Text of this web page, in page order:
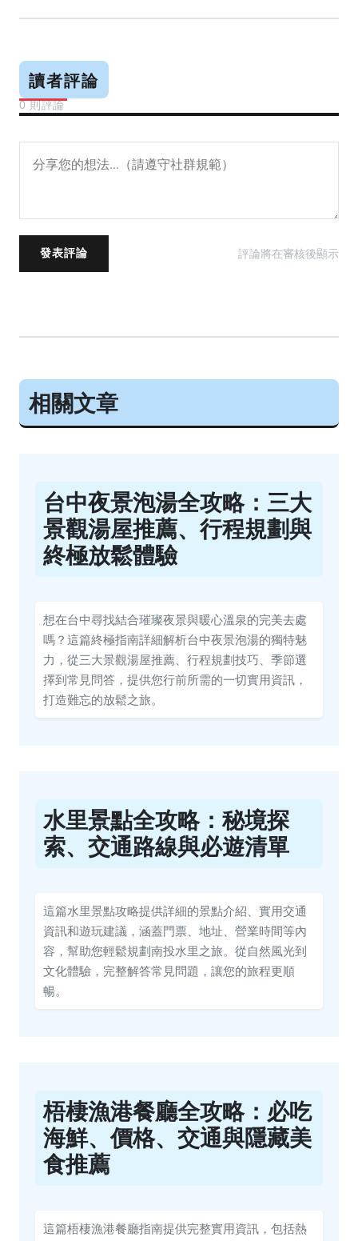
讀者評論
0 則評論
發表評論 評論將在審核後顯示
相關文章
台中夜景泡湯全攻略：三大
景觀湯屋推薦、行程規劃與
終極放鬆體驗
想在台中尋找結合璀璨夜景與暖心溫泉的完美去處
嗎？這篇終極指南詳細解析台中夜景泡湯的獨特魅
力，從三大景觀湯屋推薦、行程規劃技巧、季節選
擇到常見問答，提供您行前所需的一切實用資訊，
打造難忘的放鬆之旅。
水里景點全攻略：秘境探
索、交通路線與必遊清單
這篇水里景點攻略提供詳細的景點介紹、實用交通
資訊和遊玩建議，涵蓋門票、地址、營業時間等內
容，幫助您輕鬆規劃南投水里之旅。從自然風光到
文化體驗，完整解答常見問題，讓您的旅程更順
暢。
梧棲漁港餐廳全攻略：必吃
海鮮、價格、交通與隱藏美
食推薦
這篇梧棲漁港餐廳指南提供完整實用資訊，包括熱